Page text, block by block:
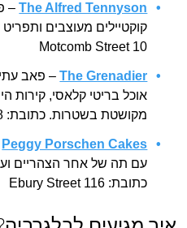
The Alfred Tennyson
–
קוקטיילים מעוצבים
Motcomb Street 10
The Grenadier– פאב
אוכל בריטי קלאסי, קירות
מקושטת בשטרות. כתובת: Wilton Row 18
Peggy Porschen Cakes
עם תה של אחר הצהריים
כתובת: Ebury Street 116